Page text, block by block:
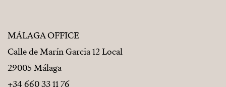
MÁLAGA OFFICE
Calle de Marín Garcia 12 Local
29005 Málaga
+34 660 33 11 76